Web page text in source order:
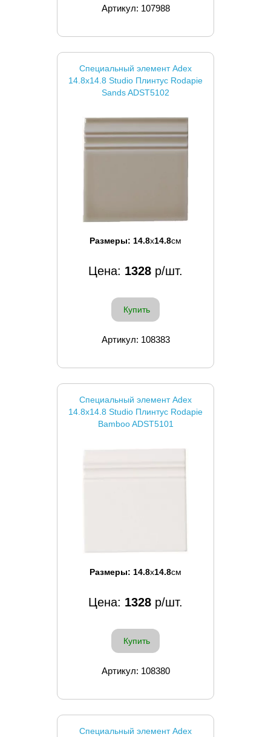
Артикул: 107988
Специальный элемент Adex
14.8x14.8 Studio Плинтус Rodapie
Sands ADST5102
Размеры: 14.8x14.8см
Цена: 1328 р/шт.
Купить
Артикул: 108383
Специальный элемент Adex
14.8x14.8 Studio Плинтус Rodapie
Bamboo ADST5101
Размеры: 14.8x14.8см
Цена: 1328 р/шт.
Купить
Артикул: 108380
Специальный элемент Adex